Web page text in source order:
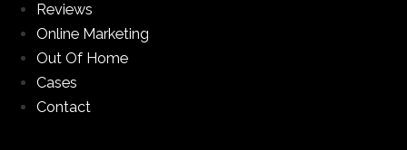
Reviews
Online Marketing
Out Of Home
Cases
Contact